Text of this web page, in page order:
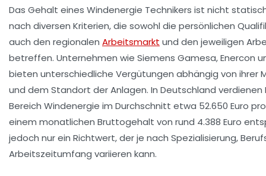
Das Gehalt eines Windenergie Technikers ist nicht
nach diversen Kriterien, die sowohl die persönlichen
auch den regionalen Arbeitsmarkt und den jeweiligen
betreffen. Unternehmen wie Siemens Gamesa,Enercon
bieten unterschiedliche Vergütungen abhängig von ihrer
und dem Standort der Anlagen. In Deutschland verdienen
Bereich Windenergie im Durchschnitt etwa 52.650 Euro
einem monatlichen Bruttogehalt von rund 4.388 Euro
jedoch nur ein Richtwert, der je nach Spezialisierung,
Arbeitszeitumfang variieren kann.